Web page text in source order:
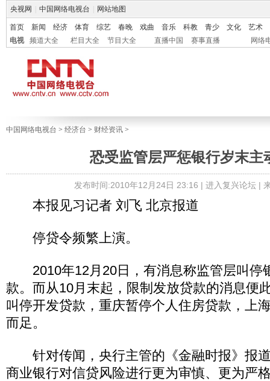
央视网 中国网络电视台 网站地图
首页 新闻 经济 体育 综艺 春晚 戏曲 音乐 科教 青少 文化
艺术
电视
频道大全 栏目大全 节目大全 直播中国 赛事直播 网络
中国网络电视台 > 经济台 > 财经资讯 >
恐受监管层严惩银行岁末主
发布时间:2010年12月24日 23:16 | 进入复兴论坛|
本报见习记者 刘飞 北京报道
停贷令频繁上演。
2010年12月20日，有消息称监管层叫停
款。而从10月末起，限制发放贷款的消息便
叫停开发贷款，重庆暂停个人住房贷款，上
而足。
针对传闻，央行主管的《金融时报》报
商业银行对信贷风险进行更为审慎、更为严